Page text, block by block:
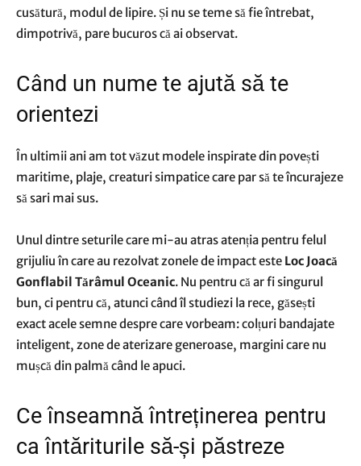
cusătură, modul de lipire. Și nu se teme să fie întrebat,
dimpotrivă, pare bucuros că ai observat.
Când un nume te ajută să te
orientezi
În ultimii ani am tot văzut modele inspirate din povești
maritime, plaje, creaturi simpatice care par să te încurajeze
să sari mai sus.
Unul dintre seturile care mi-au atras atenția pentru felul
grijuliu în care au rezolvat zonele de impact este Loc Joacă
Gonflabil Tărâmul Oceanic. Nu pentru că ar fi singurul
bun, ci pentru că, atunci când îl studiezi la rece, găsești
exact acele semne despre care vorbeam: colțuri bandajate
inteligent, zone de aterizare generoase, margini care nu
mușcă din palmă când le apuci.
Ce înseamnă întreținerea pentru
ca întăriturile să-și păstreze